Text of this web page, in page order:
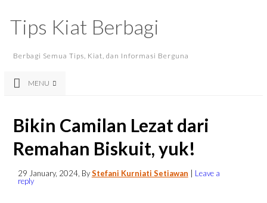
Tips Kiat Berbagi
Berbagi Semua Tips, Kiat, dan Informasi Berguna
MENU
Bikin Camilan Lezat dari
Remahan Biskuit, yuk!
29 January, 2024, ByStefani Kurniati Setiawan
Leave a
reply